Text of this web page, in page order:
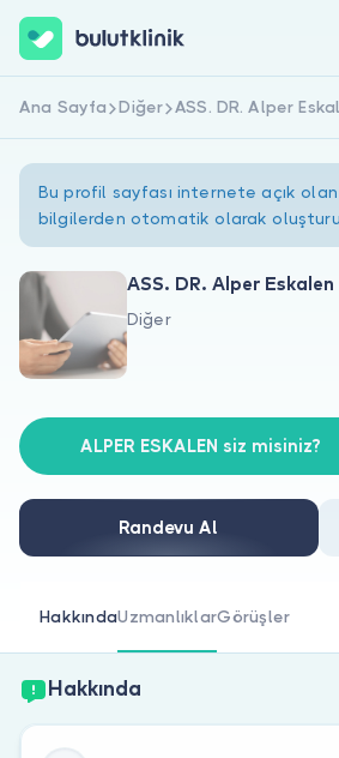
Hakkımızda
Doktorlar için
Doktor musunuz?
Hemen Kaydol
Ana Sayfa Diğer ASS. DR. Alper
Bu profil sayfası internete açık olan
bilgilerden otomatik olarak
ASS. DR. Alper Eskalen
Diğer
ALPER ESKALEN siz misiniz?
Randevu Al
HakkındaUzmanlıklarGörüşler
Hakkında